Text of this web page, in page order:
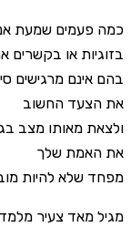
כמה פעמים שמעת
בזוגיות או בקשרים
בהם אינם מרגישים
את הצעד החשוב
ולצאת מאותו מצב
את האמת שלך
?מפחד שלא להיות
מגיל מאד צעיר